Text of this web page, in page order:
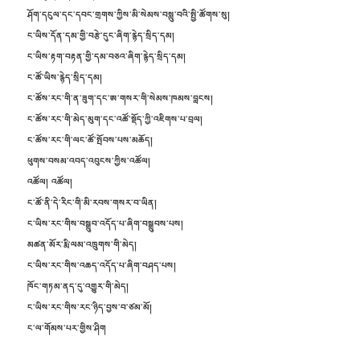
ཤོག་དངུལ་དང་དབང་གྲགས་ཀྱིས་མི་སེམས་བསླུ་བའི་སྤྱི་ཚོགས་སུ།
ང་ཡིས་དོན་དམ་གྱི་བརྩེ་དུང་ཞིག་རྙེད་སྲིད་དམ།
ང་ཡིས་རྟག་བརྟན་གྱི་དམ་བཅའ་ཞིག་རྙེད་སྲིད་དམ།
ང་ཚོ་ཡིས་རྙེད་སྲིད་དམ།
ང་ཚོས་རང་གི་ན་ཟུག་དང་ཨ་གསར་གི་སེམས་ཁམས་བླངས།
ང་ཚོས་རང་གི་མེད་མུག་དང་འཚོ་སྡོད་ཀྱི་འཇིགས་པ་བྲལ།
ང་ཚོས་རང་གི་ལང་ཚོ་སྤོབས་པས་མཆོད།
ཕུགས་བསམ་འབད་འབུངས་ཀྱིས་འཚོལ།
འཚོལ། འཚོལ།
ང་ཚོ་ནི་དེ་རིང་གི་མི་རབས་གསར་བ་ཡིན།
ང་ཡིས་རང་གིས་བསྒྲུབ་འདོད་པ་ཞིག་བསྒྲུབས་པས།
མཚན་མོར་རྨི་ལམ་འཁྲུགས་གི་མེད།
ང་ཡིས་རང་གིས་འཆད་འདོད་པ་ཞིག་བཤད་པས།
ཁོང་གཏམ་ནད་དུ་འགྱུར་གི་མེད།
ང་ཡིས་རང་གིས་རང་ཉིད་བྱས་བ་ཙམ་མོ།
ང་ལ་གོམས་པར་གྱིས་ཤིག